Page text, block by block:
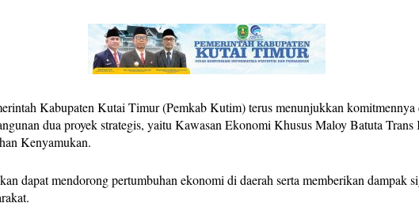
Kabupaten Kutai Timur (Pemkab Kutim) terus menunjukkan komitmennya
dua proyek strategis, yaitu Kawasan Ekonomi Khusus Maloy Batuta
Kenyamukan.
dapat mendorong pertumbuhan ekonomi di daerah serta memberikan dampak